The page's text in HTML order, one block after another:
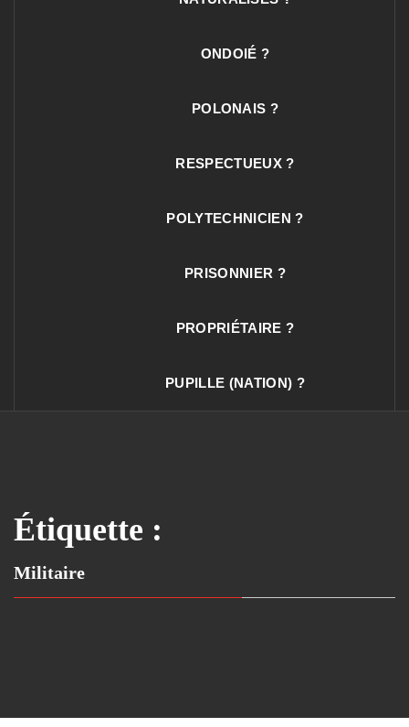
ONDOIÉ ?
POLONAIS ?
RESPECTUEUX ?
POLYTECHNICIEN ?
PRISONNIER ?
PROPRIÉTAIRE ?
PUPILLE (NATION) ?
Étiquette :
Militaire